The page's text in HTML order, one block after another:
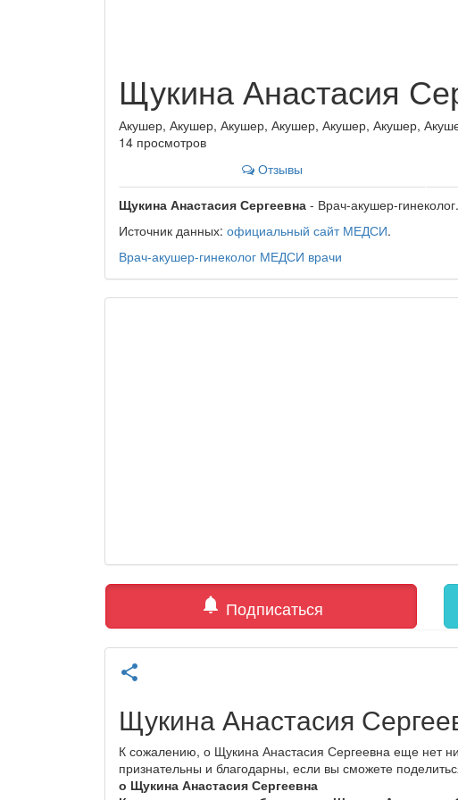
Щукина Анастасия
Акушер, Акушер, Акушер, Акушер, Акушер, Акушер,
14 просмотров
Отзывы
Щукина Анастасия Сергеевна - Врач-акушер-гинеколог.
Источник данных: официальный сайт МЕДСИ.
Врач-акушер-гинеколог МЕДСИ врачи
notifications Подписаться
share
Щукина Анастасия
К сожалению, о Щукина Анастасия Сергеевна еще нет
признательны и благодарны, если вы сможете
о Щукина Анастасия Сергеевна